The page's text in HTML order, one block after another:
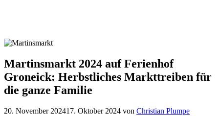
Martinsmarkt 2024 auf Ferienhof
Groneick: Herbstliches Markttreiben für
die ganze Familie
20. November 202417. Oktober 2024 von Christian Plumpe